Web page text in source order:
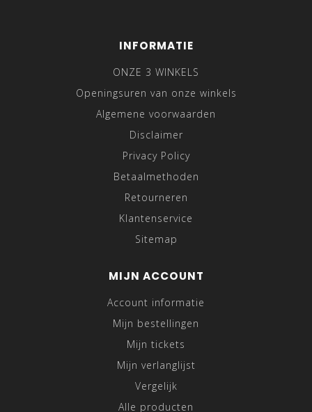
INFORMATIE
ONZE 3 WINKELS
Openingsuren van onze winkels
Algemene voorwaarden
Disclaimer
Privacy Policy
Betaalmethoden
Retourneren
Klantenservice
Sitemap
MIJN ACCOUNT
Account informatie
Mijn bestellingen
Mijn tickets
Mijn verlanglijst
Vergelijk
Alle producten